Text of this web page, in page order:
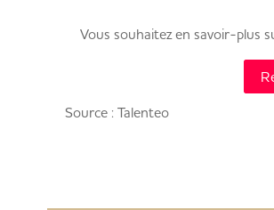
Vous souhaitez en savoir-plus
Source : Talenteo